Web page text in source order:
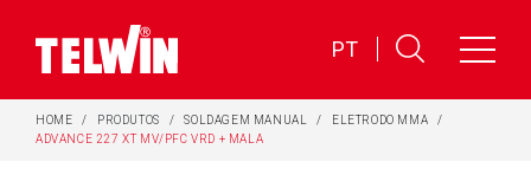
PT
HOME PRODUTOS SOLDAGEM MANUAL
ELETRODO MMA
ADVANCE 227 XT MV/PFC VRD + MALA